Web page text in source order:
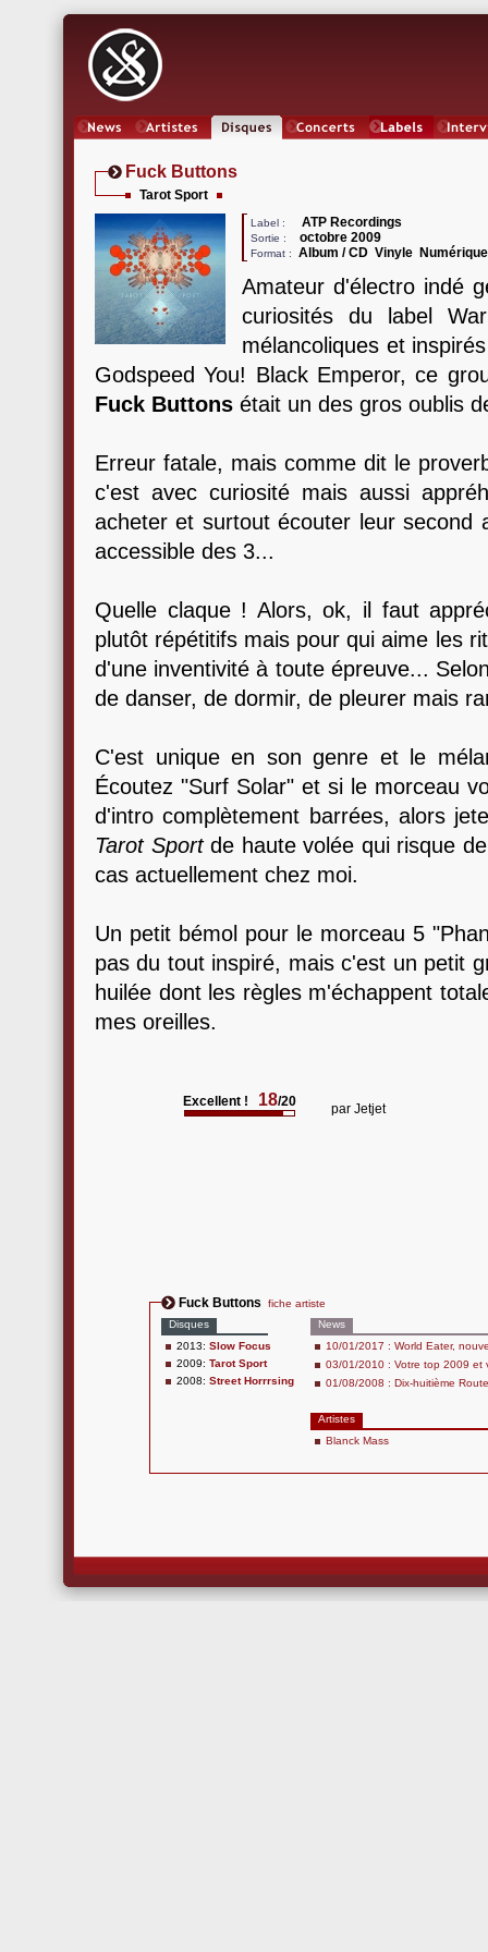
Fuck Buttons
Tarot Sport
Label : ATP Recordings
Sortie : octobre 2009
Format : Album / CD Vinyle
Amateur d'électro indé
curiosités du label
mélancoliques et
Godspeed You! Black Emperor, ce
Fuck Buttons était un des gros oublis
Erreur fatale, mais comme dit le
c'est avec curiosité mais aussi
acheter et surtout écouter leur second
accessible des 3...
Quelle claque ! Alors, ok, il faut
plutôt répétitifs mais pour qui aime les
d'une inventivité à toute épreuve...
de danser, de dormir, de pleurer mais
C'est unique en son genre et le
Écoutez "Surf Solar" et si le morceau
d'intro complètement barrées, alors
Tarot Sportde haute volée qui risque
cas actuellement chez moi.
Un petit bémol pour le morceau 5
pas du tout inspiré, mais c'est un petit
huilée dont les règles m'échappent
mes oreilles.
Excellent ! 18/20 par Jetjet
Fuck Buttons
fiche artiste
Disques
2013: Slow Focus
2009: Tarot Sport
2008: Street Horrrsing
News
10/01/2017 : World Eater,
03/01/2010 : Votre top 2009 et
01/08/2008 : Dix-huitième
Artistes
Blanck Mass